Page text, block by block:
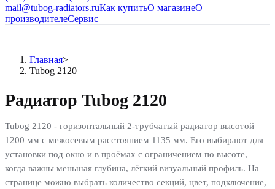
mail@tubog-radiators.ruКак купитьО магазинеО
производителеСервис
Главная>
Tubog 2120
Радиатор Tubog 2120
Tubog 2120 - горизонтальный 2-трубчатый радиатор высотой
1200 мм с межосевым расстоянием 1135 мм. Его выбирают для
установки под окно и в проёмах с ограничением по высоте,
когда важны меньшая глубина, лёгкий визуальный профиль. На
странице можно выбрать количество секций, цвет, подключение,